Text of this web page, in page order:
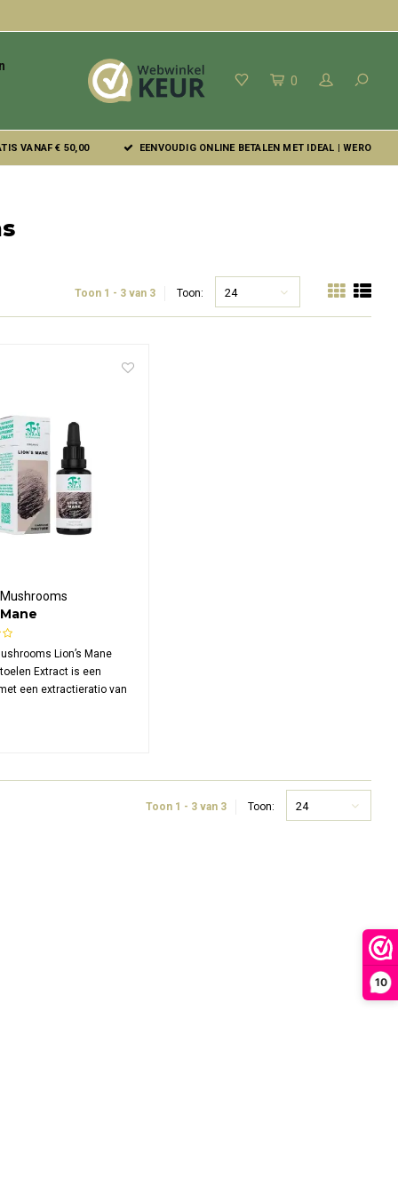
10
0
VANAF € 50,00 EENVOUDIG ONLINE BETALEN MET IDEAL | WERO
Toon 1 - 3 van 3 Toon: 24
Extract
Lion’s Mane
Extract is een
een extractieratio van
mane per dag
Toon 1 - 3 van 3
Toon: 24